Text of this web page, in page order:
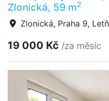
Zlonická, 59 m2
Zlonická, Praha 9,
19 000 Kč /za měsíc